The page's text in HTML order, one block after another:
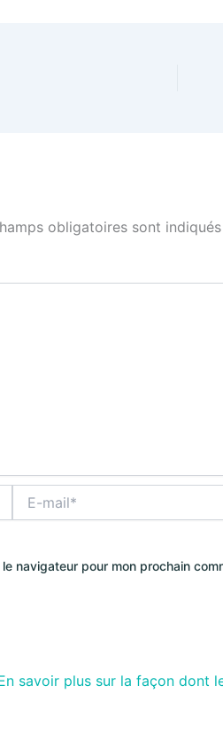
obligatoires sont
mail*
navigateur pour mon prochain
savoir plus sur la façon dont